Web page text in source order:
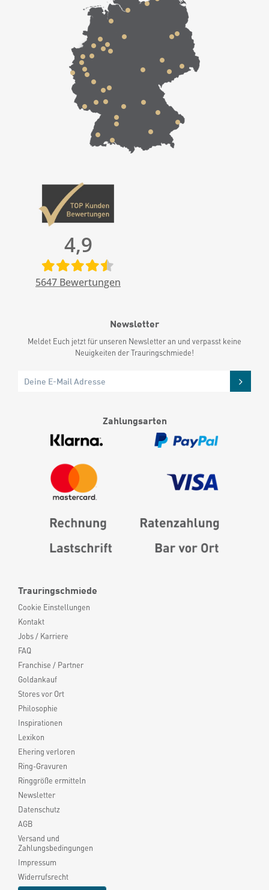
Trauringschmiede
Cookie Einstellungen
Kontakt
Jobs / Karriere
FAQ
Franchise / Partner
Goldankauf
Stores vor Ort
Philosophie
Inspirationen
Lexikon
Ehering verloren
Ring-Gravuren
Ringgröße ermitteln
Newsletter
Datenschutz
AGB
Versand und
Zahlungsbedingungen
Impressum
Widerrufsrecht
4,9
5647 Bewertungen
Newsletter
Meldet Euch jetzt für unseren Newsletter an und verpasst keine
Neuigkeiten der Trauringschmiede!
Zahlungsarten